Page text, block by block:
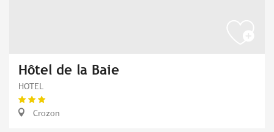
Hôtel de la Baie
HOTEL
Crozon